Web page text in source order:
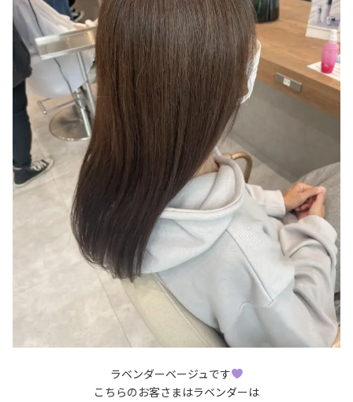
ラベンダーベージュです
こちらのお客さまはラベンダーは